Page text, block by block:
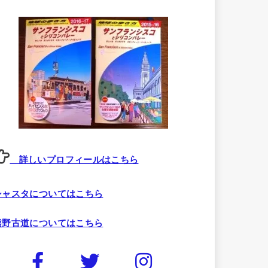
詳しいプロフィールはこちら
ャスタについてはこちら
野古道についてはこちら